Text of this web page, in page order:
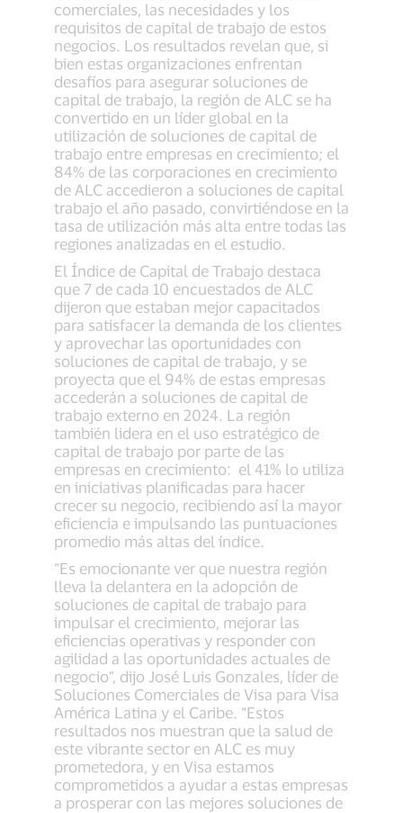
comerciales, las necesidades y los
requisitos de capital de trabajo de estos
negocios. Los resultados revelan que, si
bien estas organizaciones enfrentan
desafíos para asegurar soluciones de
capital de trabajo, la región de ALC se ha
convertido en un líder global en la
utilización de soluciones de capital de
trabajo entre empresas en crecimiento; el
84% de las corporaciones en crecimiento
de ALC accedieron a soluciones de capital
trabajo el año pasado, convirtiéndose en la
tasa de utilización más alta entre todas las
regiones analizadas en el estudio.
El Índice de Capital de Trabajo destaca
que 7 de cada 10 encuestados de ALC
dijeron que estaban mejor capacitados
para satisfacer la demanda de los clientes
y aprovechar las oportunidades con
soluciones de capital de trabajo, y se
proyecta que el 94% de estas empresas
accederán a soluciones de capital de
trabajo externo en 2024. La región
también lidera en el uso estratégico de
capital de trabajo por parte de las
empresas en crecimiento: el 41% lo utiliza
en iniciativas planificadas para hacer
crecer su negocio, recibiendo así la mayor
eficiencia e impulsando las puntuaciones
promedio más altas del índice.
“Es emocionante ver que nuestra región
lleva la delantera en la adopción de
soluciones de capital de trabajo para
impulsar el crecimiento, mejorar las
eficiencias operativas y responder con
agilidad a las oportunidades actuales de
negocio”, dijo José Luis Gonzales, líder de
Soluciones Comerciales de Visa para Visa
América Latina y el Caribe. “Estos
resultados nos muestran que la salud de
este vibrante sector en ALC es muy
prometedora, y en Visa estamos
comprometidos a ayudar a estas empresas
a prosperar con las mejores soluciones de